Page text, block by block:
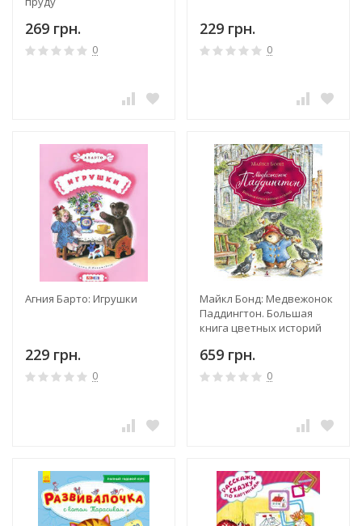
269 грн.
0
229 грн.
0
Агния Барто: Игрушки
229 грн.
0
Майкл Бонд: Медвежонок
Паддингтон. Большая
книга цветных историй
659 грн.
0